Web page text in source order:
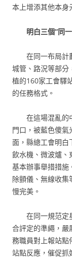
本上增添其他本身
明白三個“同
在同一布局計
城管、路況等部分
植的160家工會驛
的任務格式。
在這場混亂的
門口，被藍色傻
面，縣總工會明白
飲水機、微波爐、
基本辦事舉措措施
除顫儀、無線收集
慢完美。
在同一規范定
合評定的準繩，嚴
務職員對上報站點
站點反應，催促抓